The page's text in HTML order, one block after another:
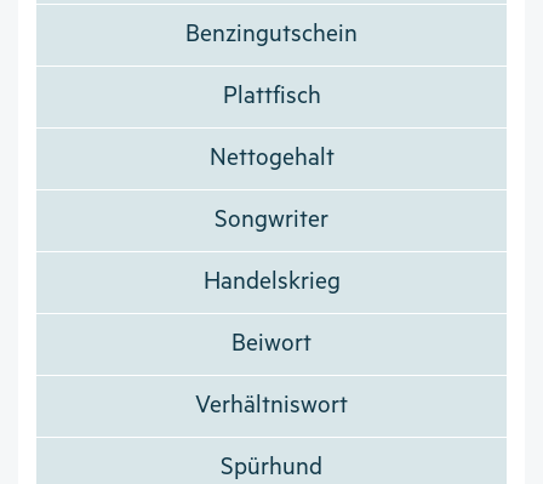
Benzingutschein
Plattfisch
Nettogehalt
Songwriter
Handelskrieg
Beiwort
Verhältniswort
Spürhund